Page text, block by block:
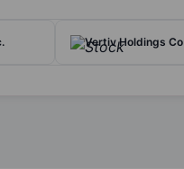
Vertiv Holdings Co